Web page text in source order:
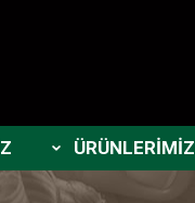
ÜRÜNLERİMİZ